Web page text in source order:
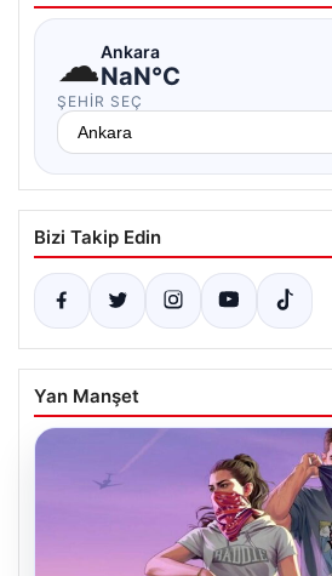
☁Ankara
NaN°C
ŞEHIR SEÇ
Bizi Takip Edin
Yan Manşet